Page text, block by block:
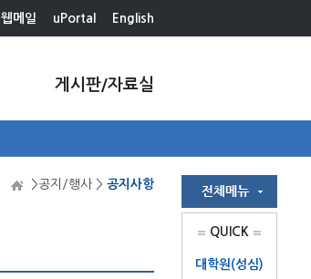
웹메일 uPortal English
게시판/자료실
>공지/행사 > 공지사항
QUICK
대학원(성심)